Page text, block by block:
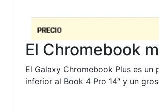
El Chromebook
El Galaxy Chromebook Plus es
inferior al Book 4 Pro 14″ y un